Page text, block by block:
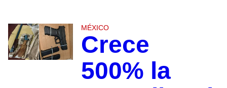
MÉXICO
Crece
500% la